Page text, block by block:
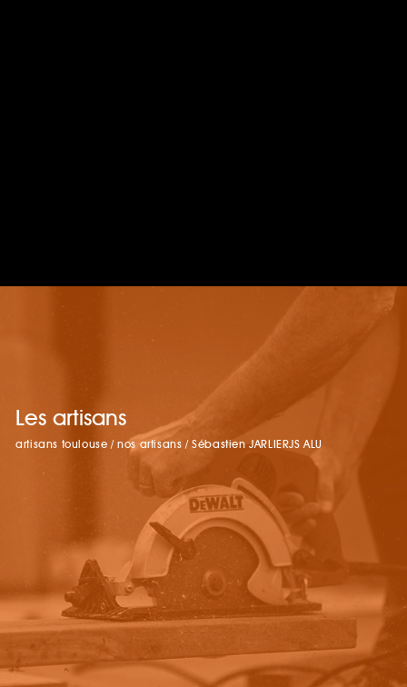
Les artisans
artisans toulouse /nos artisans /Sébastien JARLIERJS ALU